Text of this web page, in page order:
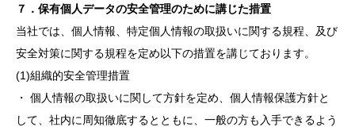
７．保有個人データの安全管理のために講じた措置
当社では、個人情報、特定個人情報の取扱いに関する規程、及び
安全対策に関する規程を定め以下の措置を講じております。
(1)組織的安全管理措置
・ 個人情報の取扱いに関して方針を定め、個人情報保護方針と
して、社内に周知徹底するとともに、一般の方も入手できるよう